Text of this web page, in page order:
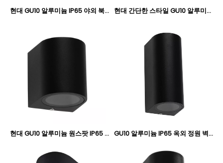
현대 GU10 알루미늄 IP65 야외 북유럽 벽 조명 IP65 위아래로 제조업체 TS127SA-2 현대 간단한 스타일 GU10 알루미늄 원스팟 IP65 야외 원형 북유럽 벽 조명 IP65 통 조명기구 조명 제조업체 TS12SB-1
현대 GU10 알루미늄 원스팟 IP65 야외 원형 북유럽 벽 조명 IP65 멋진 고정 장치 조명 제조업체 TS127B-1 GU10 알루미늄 IP65 옥외 정원 벽 빛 IP65 여기저기 TS127SB-2